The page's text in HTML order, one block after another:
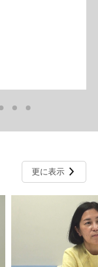
更に表示